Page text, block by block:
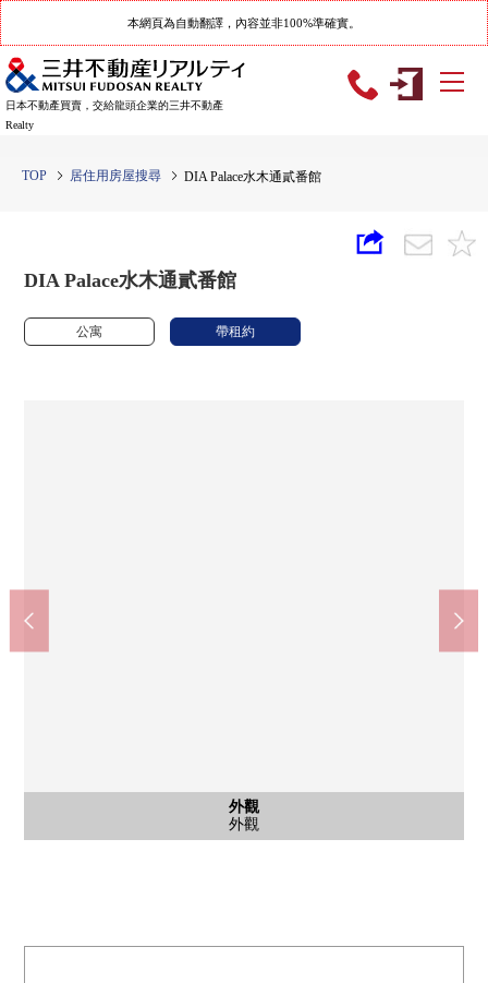
本網頁為自動翻譯，內容並非100%準確實。
日本不動產買賣，交給龍頭企業的三井不動產
Realty
TOP 居住用房屋搜尋 DIA Palace水木通貳番館
DIA Palace水木通貳番館
公寓 帶租約
外觀
外觀
入口
入口
入口
入口
入口
入口